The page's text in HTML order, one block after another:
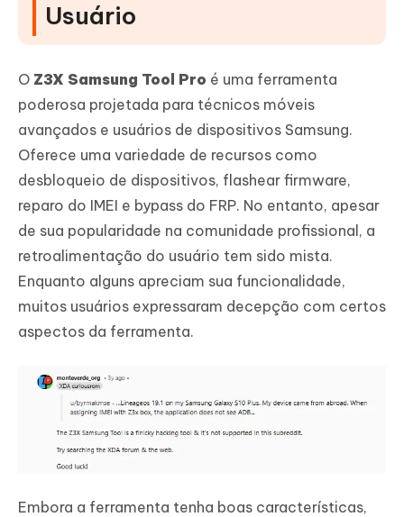
Usuário
O Z3X Samsung Tool Pro é uma ferramenta
poderosa projetada para técnicos móveis
avançados e usuários de dispositivos Samsung.
Oferece uma variedade de recursos como
desbloqueio de dispositivos, flashear firmware,
reparo do IMEI e bypass do FRP. No entanto, apesar
de sua popularidade na comunidade profissional, a
retroalimentação do usuário tem sido mista.
Enquanto alguns apreciam sua funcionalidade,
muitos usuários expressaram decepção com certos
aspectos da ferramenta.
Embora a ferramenta tenha boas características,